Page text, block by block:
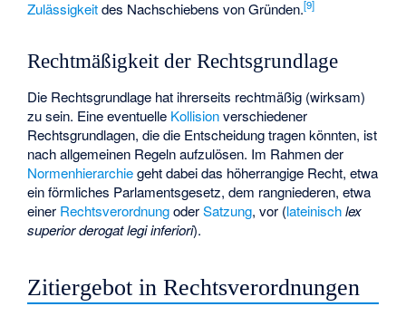
Zulässigkeitdes Nachschiebens von Gründen.[9]
Rechtmäßigkeit der Rechtsgrundlage
Die Rechtsgrundlage hat ihrerseits rechtmäßig (wirksam)
zu sein. Eine eventuelle Kollisionverschiedener
Rechtsgrundlagen, die die Entscheidung tragen könnten, ist
nach allgemeinen Regeln aufzulösen. Im Rahmen der
Normenhierarchiegeht dabei das höherrangige Recht, etwa
ein förmliches Parlamentsgesetz, dem rangniederen, etwa
einer RechtsverordnungoderSatzung, vor (lateinisch lex
superior derogat legi inferiori).
Zitiergebot in Rechtsverordnungen